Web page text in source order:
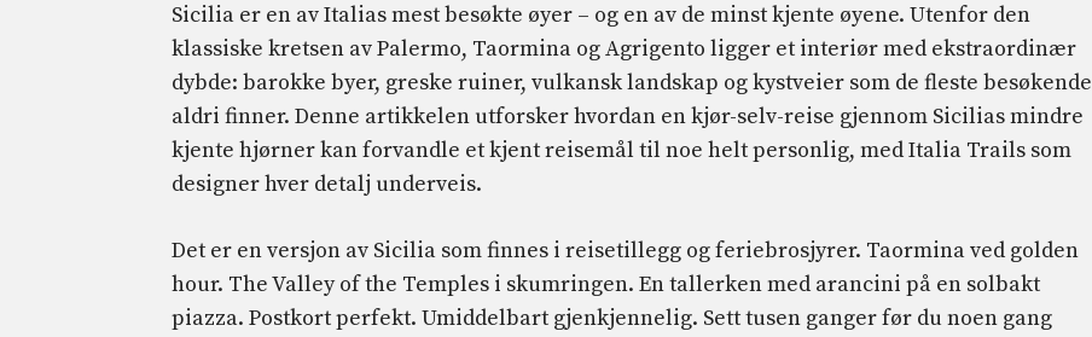
Sicilia er en av Italias mest besøkte øyer – og en av de minst kjente øyene. Utenfor den
klassiske kretsen av Palermo, Taormina og Agrigento ligger et interiør med ekstraordinær
dybde: barokke byer, greske ruiner, vulkansk landskap og kystveier som de fleste besøkende
aldri finner. Denne artikkelen utforsker hvordan en kjør-selv-reise gjennom Sicilias mindre
kjente hjørner kan forvandle et kjent reisemål til noe helt personlig, med Italia Trails som
designer hver detalj underveis.
Det er en versjon av Sicilia som finnes i reisetillegg og feriebrosjyrer. Taormina ved golden
hour. The Valley of the Temples i skumringen. En tallerken med arancini på en solbakt
piazza. Postkort perfekt. Umiddelbart gjenkjennelig. Sett tusen ganger før du noen gang